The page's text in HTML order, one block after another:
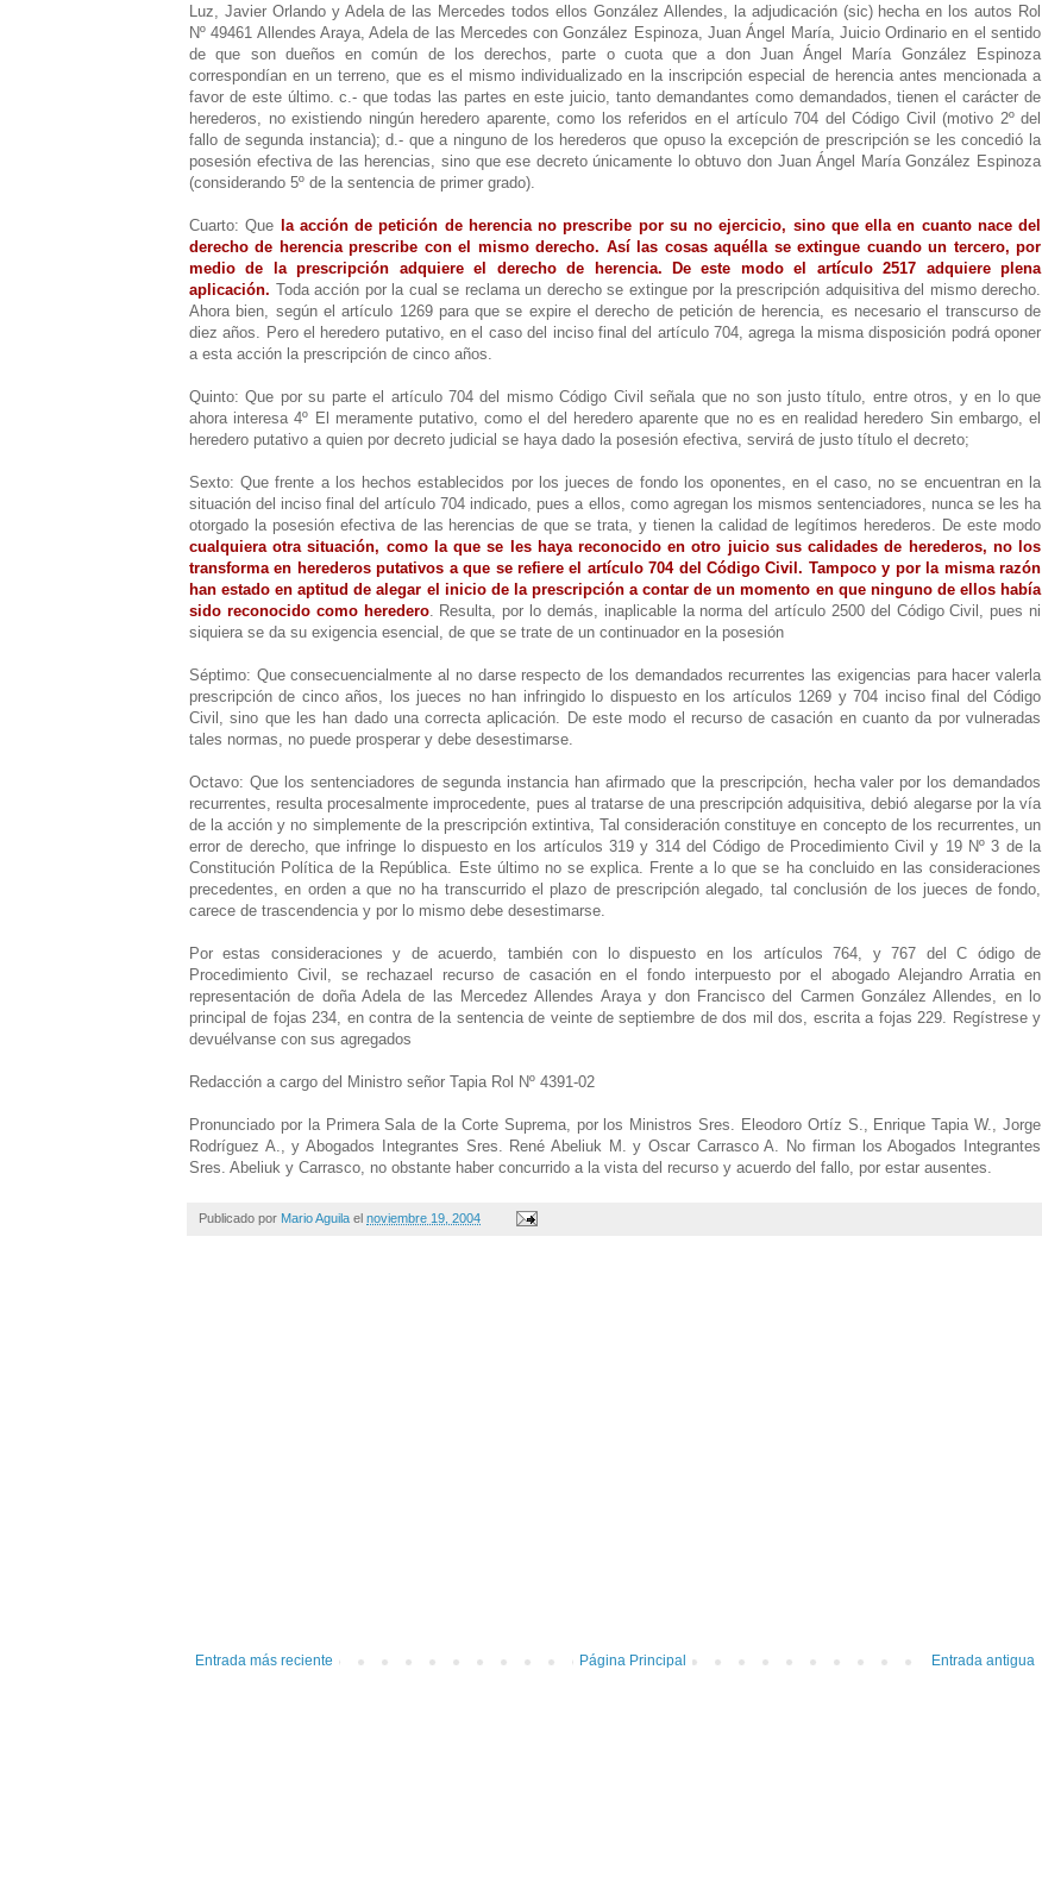
Luz, Javier Orlando y Adela de las Mercedes todos ellos González Allendes, la adjudicación (sic) hecha en los autos Rol
Nº 49461 Allendes Araya, Adela de las Mercedes con González Espinoza, Juan Ángel María, Juicio Ordinario en el sentido
de que son dueños en común de los derechos, parte o cuota que a don Juan Ángel María González Espinoza
correspondían en un terreno, que es el mismo individualizado en la inscripción especial de herencia antes mencionada a
favor de este último. c.- que todas las partes en este juicio, tanto demandantes como demandados, tienen el carácter de
herederos, no existiendo ningún heredero aparente, como los referidos en el artículo 704 del Código Civil (motivo 2º del
fallo de segunda instancia); d.- que a ninguno de los herederos que opuso la excepción de prescripción se les concedió la
posesión efectiva de las herencias, sino que ese decreto únicamente lo obtuvo don Juan Ángel María González Espinoza
(considerando 5º de la sentencia de primer grado).
Cuarto: Que la acción de petición de herencia no prescribe por su no ejercicio, sino que ella en cuanto nace del
derecho de herencia prescribe con el mismo derecho. Así las cosas aquélla se extingue cuando un tercero, por
medio de la prescripción adquiere el derecho de herencia. De este modo el artículo 2517 adquiere plena
aplicación. Toda acción por la cual se reclama un derecho se extingue por la prescripción adquisitiva del mismo derecho.
Ahora bien, según el artículo 1269 para que se expire el derecho de petición de herencia, es necesario el transcurso de
diez años. Pero el heredero putativo, en el caso del inciso final del artículo 704, agrega la misma disposición podrá oponer
a esta acción la prescripción de cinco años.
Quinto: Que por su parte el artículo 704 del mismo Código Civil señala que no son justo título, entre otros, y en lo que
ahora interesa 4º El meramente putativo, como el del heredero aparente que no es en realidad heredero Sin embargo, el
heredero putativo a quien por decreto judicial se haya dado la posesión efectiva, servirá de justo título el decreto;
Sexto: Que frente a los hechos establecidos por los jueces de fondo los oponentes, en el caso, no se encuentran en la
situación del inciso final del artículo 704 indicado, pues a ellos, como agregan los mismos sentenciadores, nunca se les ha
otorgado la posesión efectiva de las herencias de que se trata, y tienen la calidad de legítimos herederos. De este modo
cualquiera otra situación, como la que se les haya reconocido en otro juicio sus calidades de herederos, no los
transforma en herederos putativos a que se refiere el artículo 704 del Código Civil. Tampoco y por la misma razón
han estado en aptitud de alegar el inicio de la prescripción a contar de un momento en que ninguno de ellos había
sido reconocido como heredero. Resulta, por lo demás, inaplicable la norma del artículo 2500 del Código Civil, pues ni
siquiera se da su exigencia esencial, de que se trate de un continuador en la posesión
Séptimo: Que consecuencialmente al no darse respecto de los demandados recurrentes las exigencias para hacer valerla
prescripción de cinco años, los jueces no han infringido lo dispuesto en los artículos 1269 y 704 inciso final del Código
Civil, sino que les han dado una correcta aplicación. De este modo el recurso de casación en cuanto da por vulneradas
tales normas, no puede prosperar y debe desestimarse.
Octavo: Que los sentenciadores de segunda instancia han afirmado que la prescripción, hecha valer por los demandados
recurrentes, resulta procesalmente improcedente, pues al tratarse de una prescripción adquisitiva, debió alegarse por la vía
de la acción y no simplemente de la prescripción extintiva, Tal consideración constituye en concepto de los recurrentes, un
error de derecho, que infringe lo dispuesto en los artículos 319 y 314 del Código de Procedimiento Civil y 19 Nº 3 de la
Constitución Política de la República. Este último no se explica. Frente a lo que se ha concluido en las consideraciones
precedentes, en orden a que no ha transcurrido el plazo de prescripción alegado, tal conclusión de los jueces de fondo,
carece de trascendencia y por lo mismo debe desestimarse.
Por estas consideraciones y de acuerdo, también con lo dispuesto en los artículos 764, y 767 del C ódigo de
Procedimiento Civil, se rechazael recurso de casación en el fondo interpuesto por el abogado Alejandro Arratia en
representación de doña Adela de las Mercedez Allendes Araya y don Francisco del Carmen González Allendes, en lo
principal de fojas 234, en contra de la sentencia de veinte de septiembre de dos mil dos, escrita a fojas 229. Regístrese y
devuélvanse con sus agregados
Redacción a cargo del Ministro señor Tapia Rol Nº 4391-02
Pronunciado por la Primera Sala de la Corte Suprema, por los Ministros Sres. Eleodoro Ortíz S., Enrique Tapia W., Jorge
Rodríguez A., y Abogados Integrantes Sres. René Abeliuk M. y Oscar Carrasco A. No firman los Abogados Integrantes
Sres. Abeliuk y Carrasco, no obstante haber concurrido a la vista del recurso y acuerdo del fallo, por estar ausentes.
Publicado por Mario Aguila el noviembre 19, 2004
Entrada más reciente Entrada antigua
Página Principal